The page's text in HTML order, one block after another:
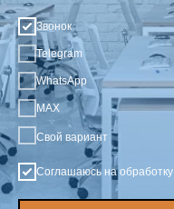
Звонок
Telegram
WhatsApp
MAX
Свой вариант
Соглашаюсь на обработку